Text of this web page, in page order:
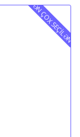
ƏN ÇOX SEÇİLƏN